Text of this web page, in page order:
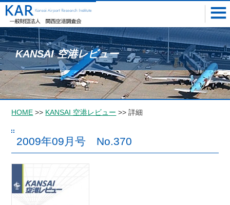
KANSAI 空港レビュー
HOME >> KANSAI 空港レビュー >> 詳細
2009年09月号 No.370